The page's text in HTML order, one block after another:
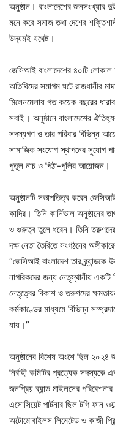
অনুষ্ঠান। বাংলাদেশের জনসংখ্যার
মনে করে সমাজ তথা দেশের
উদ্যমই যথেষ্ট।
জেসিআই বাংলাদেশের ৪০টি লোকাল
অতিথিদের সমাগম ঘটে রাজধানীর
মিলেনমেলায় গত কয়েক বছরের
সবাই। অনুষ্ঠানে বাংলাদেশের
সদস্যগণ ও তার পরিবার বিভিন্ন
সামাজিক সংযোগ স্থাপনের সুযোগ
পুতুল নাচ ও পিঠা-পুলির আয়োজন।
অনুষ্ঠানটি সভাপতিত্ব করেন
কাদির। তিনি কার্নিভাল অনুষ্ঠানের
ও গুরুত্ব তুলে ধরেন। তিনি
দক্ষ নেতা তৈরিতে সংগঠনের
“জেসিআই বাংলাদেশ তার
নাগরিকদের জন্য নেতৃস্থানীয়
নেতৃত্বের বিকাশ ও তরুণদের
কর্মকাণ্ডের মাধ্যমে বিভিন্ন
যায়।”
অনুষ্ঠানের বিশেষ অংশে ছিল ২০২৪
নির্বাহী কমিটির প্রত্যেক সদস্যকে
জনপ্রিয় ব্যান্ড মাইলসের
এসোসিয়েট পার্টনার ছিল টগি ফান
অটোমোবাইলস লিমেটেড ও কাজী